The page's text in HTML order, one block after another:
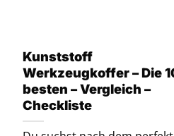
Kunststoff
Werkzeugkoffer – Die
besten – Vergleich –
Checkliste